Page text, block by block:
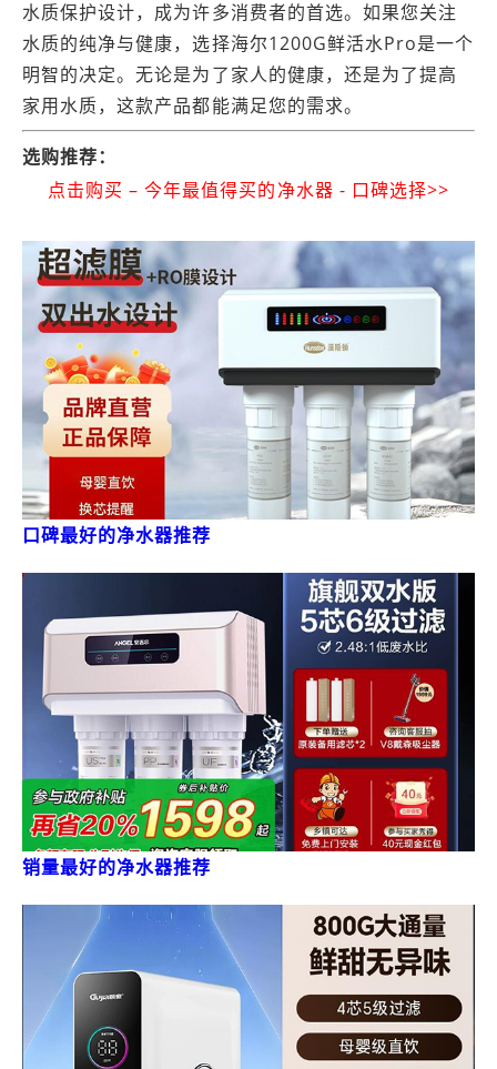
水质保护设计，成为许多消费者的首选。如果您关注
水质的纯净与健康，选择海尔1200G鲜活水Pro是一个
明智的决定。无论是为了家人的健康，还是为了提高
家用水质，这款产品都能满足您的需求。
选购推荐：
点击购买 – 今年最值得买的净水器 - 口碑选择>>
口碑最好的净水器推荐
销量最好的净水器推荐